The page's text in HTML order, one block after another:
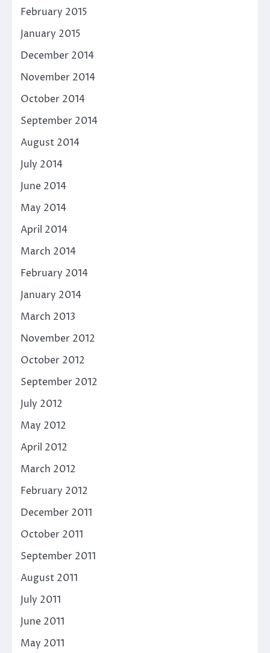
February 2015
January 2015
December 2014
November 2014
October 2014
September 2014
August 2014
July 2014
June 2014
May 2014
April 2014
March 2014
February 2014
January 2014
March 2013
November 2012
October 2012
September 2012
July 2012
May 2012
April 2012
March 2012
February 2012
December 2011
October 2011
September 2011
August 2011
July 2011
June 2011
May 2011